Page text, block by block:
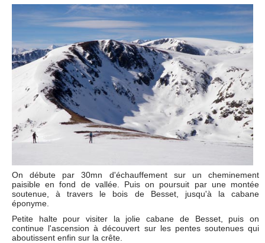
On débute par 30mn d'échauffement sur un cheminement
paisible en fond de vallée. Puis on poursuit par une montée
soutenue, à travers le bois de Besset, jusqu'à la cabane
éponyme.
Petite halte pour visiter la jolie cabane de Besset, puis on
continue l'ascension à découvert sur les pentes soutenues qui
aboutissent enfin sur la crête.